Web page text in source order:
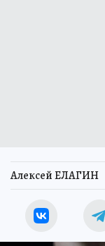
Алексей ЕЛАГИН